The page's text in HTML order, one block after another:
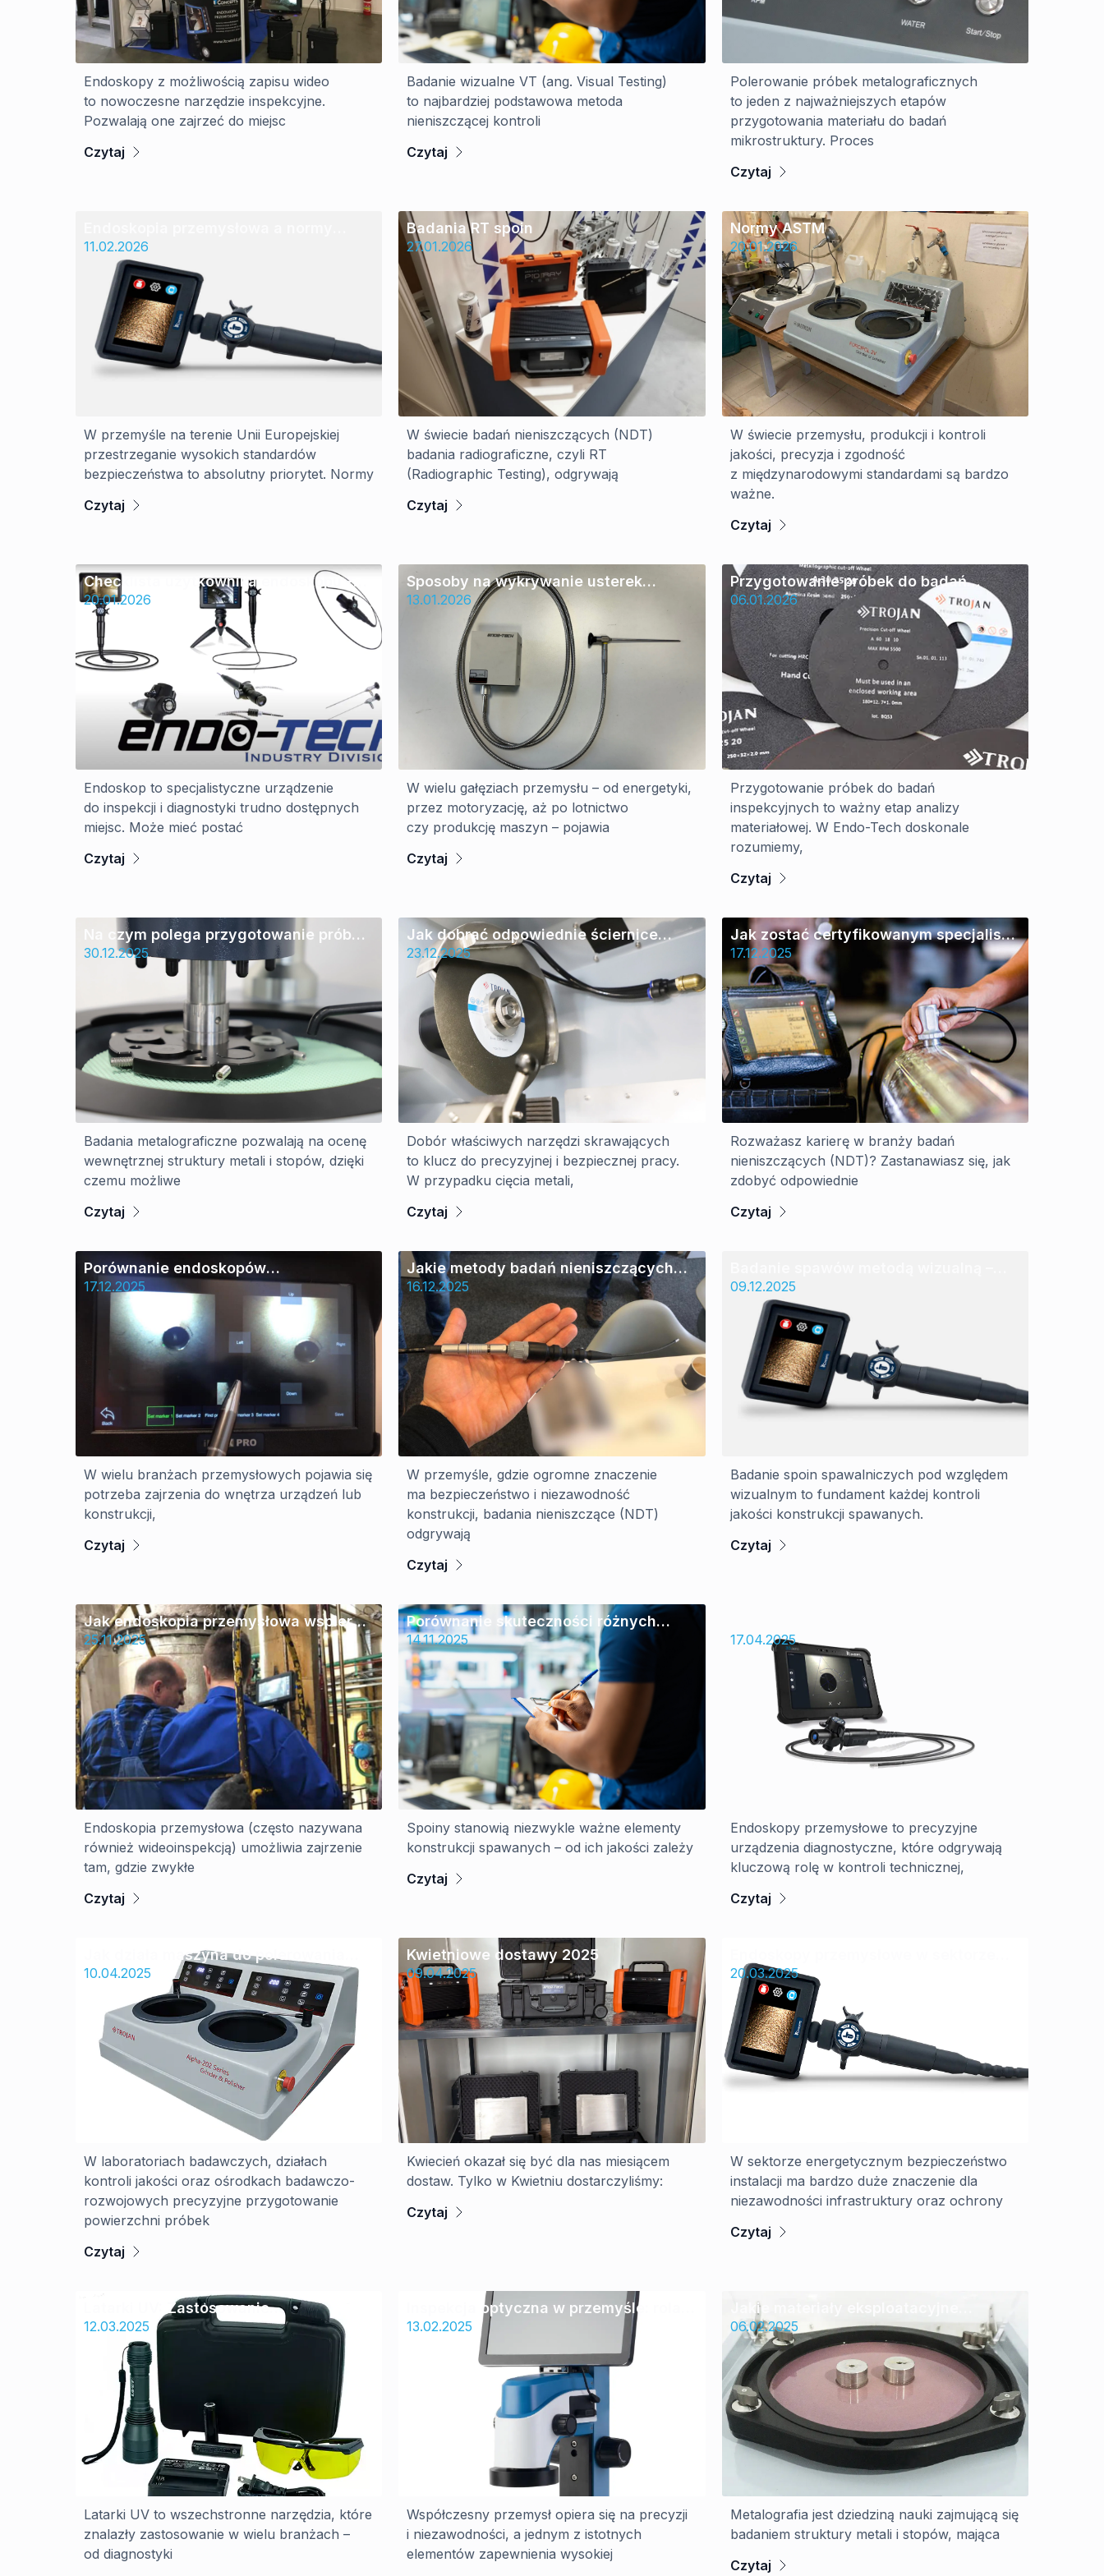
Endoskopy z możliwością zapisu wideo
to nowoczesne narzędzie inspekcyjne.
Pozwalają one zajrzeć do miejsc
Czytaj
Badanie wizualne VT (ang. Visual Testing)
to najbardziej podstawowa metoda
nieniszczącej kontroli
Czytaj
Polerowanie próbek metalograficznych
to jeden z najważniejszych etapów
przygotowania materiału do badań
mikrostruktury. Proces
Czytaj
bezpieczeństwa w UE
11.02.2026
W przemyśle na terenie Unii Europejskiej
przestrzeganie wysokich standardów
bezpieczeństwa to absolutny priorytet. Normy
Czytaj
Badania RT spoin
27.01.2026
W świecie badań nieniszczących (NDT)
badania radiograficzne, czyli RT
(Radiographic Testing), odgrywają
Czytaj
Normy ASTM
20.01.2026
W świecie przemysłu, produkcji i kontroli
jakości, precyzja i zgodność
z międzynarodowymi standardami są bardzo
ważne.
Czytaj
Checklista użytkownika endoskopu –
jak przygotować urządzenie do pracy?
20.01.2026
Endoskop to specjalistyczne urządzenie
do inspekcji i diagnostyki trudno dostępnych
miejsc. Może mieć postać
Czytaj
Sposoby na wykrywanie usterek
w trudno dostępnych miejscach
13.01.2026
W wielu gałęziach przemysłu – od energetyki,
przez motoryzację, aż po lotnictwo
czy produkcję maszyn – pojawia
Czytaj
Przygotowanie próbek do badań
inspekcyjnych – jaką tarczę tnącą
wybrać do cięcia metalu?
06.01.2026
Przygotowanie próbek do badań
inspekcyjnych to ważny etap analizy
materiałowej. W Endo-Tech doskonale
rozumiemy,
Czytaj
Na czym polega przygotowanie próbek
do badań metalograficznych
i dlaczego jakość cięcia ma znaczenie?
30.12.2025
Badania metalograficzne pozwalają na ocenę
wewnętrznej struktury metali i stopów, dzięki
czemu możliwe
Czytaj
Jak dobrać odpowiednie ściernice
do cięcia w zależności od rodzaju
materiału i zastosowania?
23.12.2025
Dobór właściwych narzędzi skrawających
to klucz do precyzyjnej i bezpiecznej pracy.
W przypadku cięcia metali,
Czytaj
Jak zostać certyfikowanym specjalistą
NDT?
17.12.2025
Rozważasz karierę w branży badań
nieniszczących (NDT)? Zastanawiasz się, jak
zdobyć odpowiednie
Czytaj
Porównanie endoskopów
przemysłowych
17.12.2025
W wielu branżach przemysłowych pojawia się
potrzeba zajrzenia do wnętrza urządzeń lub
konstrukcji,
Czytaj
Jakie metody badań nieniszczących
stosuje się do oceny jakości spoin?
16.12.2025
W przemyśle, gdzie ogromne znaczenie
ma bezpieczeństwo i niezawodność
konstrukcji, badania nieniszczące (NDT)
odgrywają
Czytaj
kiedy wystarczy endoskop?
09.12.2025
Badanie spoin spawalniczych pod względem
wizualnym to fundament każdej kontroli
jakości konstrukcji spawanych.
Czytaj
Jak endoskopia przemysłowa wspiera
branżę budowlaną?
25.11.2025
Endoskopia przemysłowa (często nazywana
również wideoinspekcją) umożliwia zajrzenie
tam, gdzie zwykłe
Czytaj
Porównanie skuteczności różnych
metod NDT w wykrywaniu defektów
w spoinach
14.11.2025
Spoiny stanowią niezwykle ważne elementy
konstrukcji spawanych – od ich jakości zależy
Czytaj
przemysłowych – jak zadbać o sprzęt,
by służył dłużej?
17.04.2025
Endoskopy przemysłowe to precyzyjne
urządzenia diagnostyczne, które odgrywają
kluczową rolę w kontroli technicznej,
Czytaj
Jak działa maszyna do polerowania
próbek?
10.04.2025
W laboratoriach badawczych, działach
kontroli jakości oraz ośrodkach badawczo-
rozwojowych precyzyjne przygotowanie
powierzchni próbek
Czytaj
Kwietniowe dostawy 2025
09.04.2025
Kwiecień okazał się być dla nas miesiącem
dostaw. Tylko w Kwietniu dostarczyliśmy:
Czytaj
energetycznym: Jak zapewnić
bezpieczeństwo instalacji?
20.03.2025
W sektorze energetycznym bezpieczeństwo
instalacji ma bardzo duże znaczenie dla
niezawodności infrastruktury oraz ochrony
Czytaj
Latarki UV: Zastosowanie
w diagnostyce technicznej i inspekcji
powierzchni
12.03.2025
Latarki UV to wszechstronne narzędzia, które
znalazły zastosowanie w wielu branżach –
od diagnostyki
Inspekcja optyczna w przemyśle: rola
mikroskopów kontrolach jakości
13.02.2025
Współczesny przemysł opiera się na precyzji
i niezawodności, a jednym z istotnych
elementów zapewnienia wysokiej
Jakie materiały eksploatacyjne
są niezbędne do metalografii?
06.02.2025
Metalografia jest dziedziną nauki zajmującą się
badaniem struktury metali i stopów, mająca
Czytaj